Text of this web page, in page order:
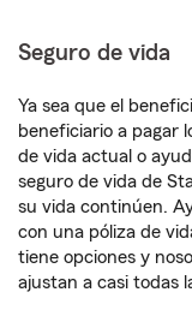
Seguro de vida
Ya sea que el
beneficiario a pagar
de vida actual o
seguro de vida de
su vida continúen.
con una póliza de
tiene opciones y
ajustan a casi todas